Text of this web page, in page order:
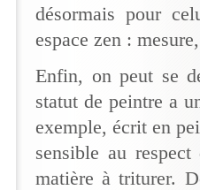
désormais pour
espace zen :
Enfin, on peut se
statut de peintre a
exemple, écrit en
sensible au
matière à triturer.